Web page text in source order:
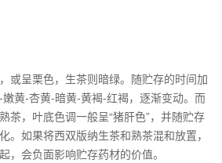
或呈栗色，生茶则暗绿。随贮存的时间加
黄-杏黄-暗黄-黄褐-红褐，逐渐变动。而
茶，叶底色调一般呈“猪肝色”，并随贮存
。如果将西双版纳生茶和熟茶混和放置，
，会负面影响贮存药材的价值。